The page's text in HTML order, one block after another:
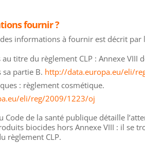
fournir ?
informations à fournir est décrit par
au titre du règlement CLP : Annexe VIII
partie B. http://data.europa.eu/eli/
: règlement cosmétique.
eli/reg/2009/1223/oj
Code de la santé publique détaille
biocides hors Annexe VIII : il se
règlement CLP.